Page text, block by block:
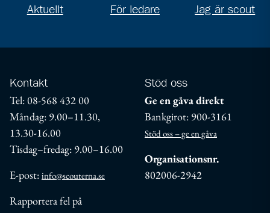
Aktuellt För ledare Jag är scout
Kontakt
Tel: 08-568 432 00
Måndag: 9.00–11.30,
13.30-16.00
Tisdag–fredag: 9.00–16.00
E-post: info@scouterna.se
Rapportera fel på
Stöd oss
Ge en gåva direkt
Bankgirot: 900-3161
Stöd oss – ge en gåva
Organisationsnr.
802006-2942